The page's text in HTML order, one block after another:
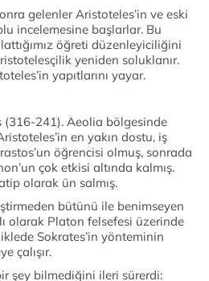
gelenler Aristoteles’in ve eski
incelemesine başlarlar. Bu
öğreti düzenleyiciliğini
yeniden soluklanır.
yapıtlarını yayar.
241). Aeolia bölgesinde
en yakın dostu, iş
öğrencisi olmuş, sonrada
çok etkisi altında kalmış.
olarak ün salmış.
bütünü ile benimseyen
olarak Platon felsefesi üzerinde
Sokrates’in yönteminin
çalışır.
şey bilmediğini ileri sürerdi: